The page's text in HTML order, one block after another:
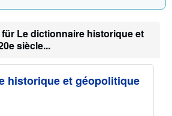
Le dictionnaire historique et
siècle...
historique et géopolitique